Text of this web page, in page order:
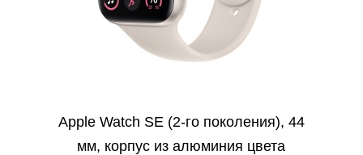
Apple Watch SE (2‑го поколения), 44
мм, корпус из алюминия цвета